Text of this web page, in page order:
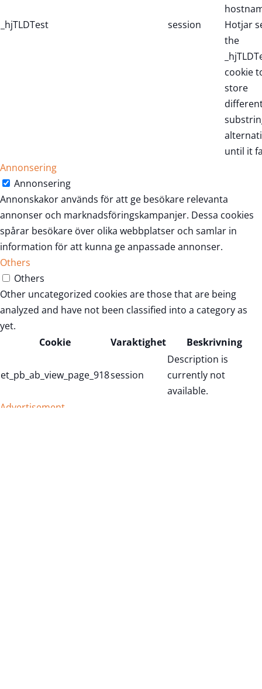
_hjTLDTest session
Hotjar
the
cookie
store
until it
Annonsering
Annonsering
Annonskakor används för att ge besökare relevanta
annonser och marknadsföringskampanjer. Dessa cookies
spårar besökare över olika webbplatser och samlar in
information för att kunna ge anpassade annonser.
Others
Others
Other uncategorized cookies are those that are being
analyzed and have not been classified into a category as
yet.
Cookie
Varaktighet Beskrivning
et_pb_ab_view_page_918session
Description is
currently not
available.
Advertisement